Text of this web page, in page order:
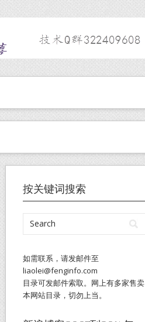
按关键词搜索
如需联系，请发邮件至
liaolei@fenginfo.com
目录可发邮件索取。网上有多家售卖
本网站目录，切勿上当。